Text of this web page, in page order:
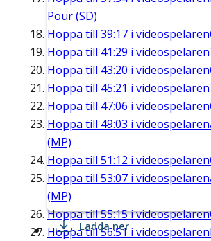
Pour (SD)
Hoppa till 39:17 i videospelaren
Hoppa till 41:29 i videospelaren
Hoppa till 43:20 i videospelaren
Hoppa till 45:21 i videospelaren
Hoppa till 47:06 i videospelaren
Hoppa till 49:03 i videospelaren
(MP)
Hoppa till 51:12 i videospelaren
Hoppa till 53:07 i videospelaren
(MP)
Hoppa till55:15i videospelaren
Hoppa till56:51 i videospelaren
Ladda ner